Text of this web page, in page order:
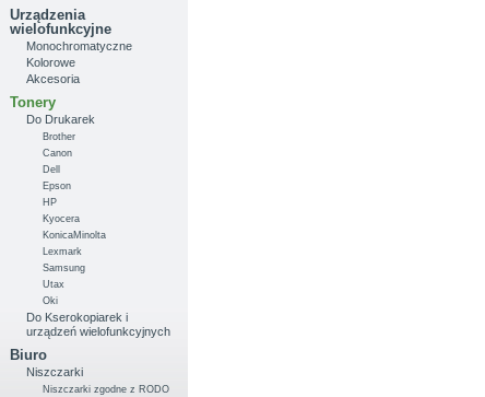
Urządzenia
wielofunkcyjne
Monochromatyczne
Kolorowe
Akcesoria
Tonery
Do Drukarek
Brother
Canon
Dell
Epson
HP
Kyocera
KonicaMinolta
Lexmark
Samsung
Utax
Oki
Do Kserokopiarek i
urządzeń wielofunkcyjnych
Biuro
Niszczarki
Niszczarki zgodne z RODO